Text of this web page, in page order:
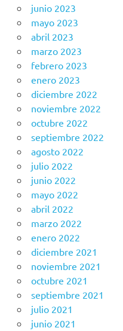
junio 2023
mayo 2023
abril 2023
marzo 2023
febrero 2023
enero 2023
diciembre 2022
noviembre 2022
octubre 2022
septiembre 2022
agosto 2022
julio 2022
junio 2022
mayo 2022
abril 2022
marzo 2022
enero 2022
diciembre 2021
noviembre 2021
octubre 2021
septiembre 2021
julio 2021
junio 2021